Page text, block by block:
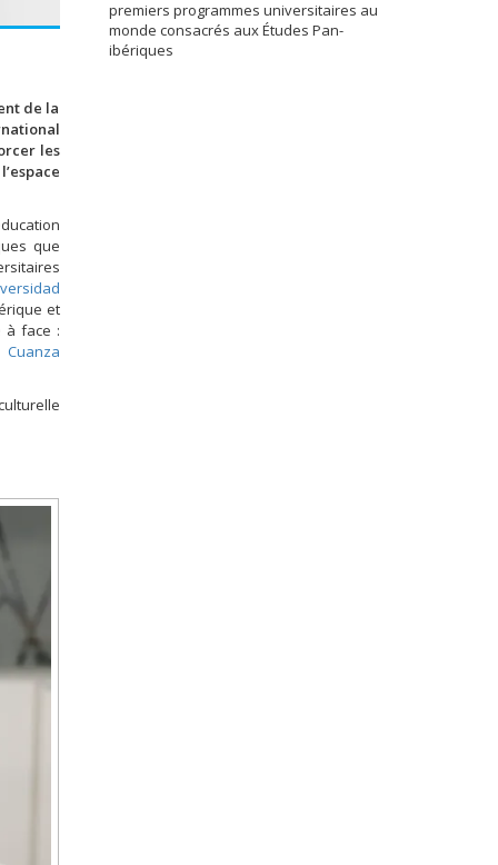
de la
les
que
et
à face :
Cuanza
premiers programmes universitaires au
monde consacrés aux Études Pan-
ibériques